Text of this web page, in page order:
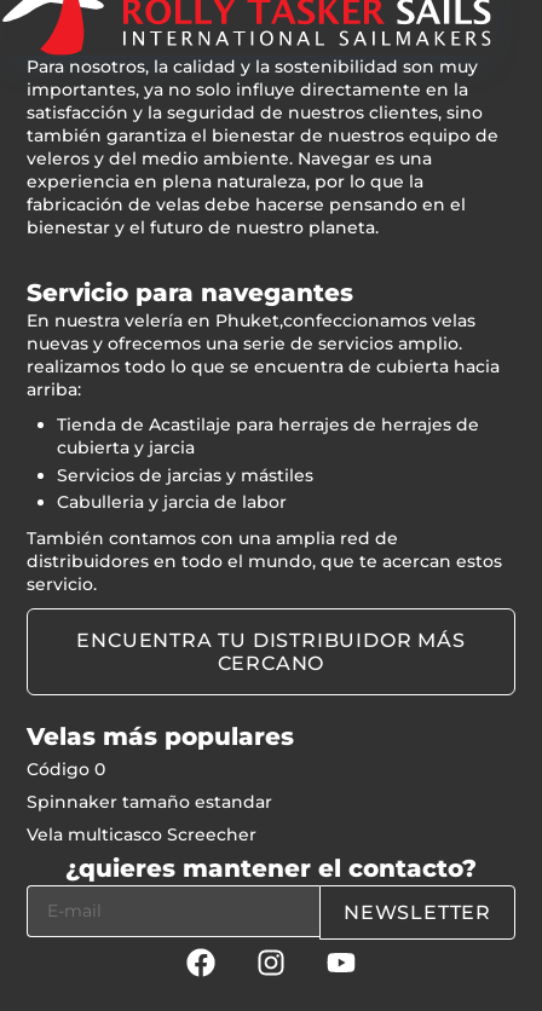
Para nosotros, la calidad y la sostenibilidad son muy
importantes, ya no solo influye directamente en la
satisfacción y la seguridad de nuestros clientes, sino
también garantiza el bienestar de nuestros equipo de
veleros y del medio ambiente. Navegar es una
experiencia en plena naturaleza, por lo que la
fabricación de velas debe hacerse pensando en el
bienestar y el futuro de nuestro planeta.
Servicio para navegantes
En nuestra velería en Phuket,confeccionamos velas
nuevas y ofrecemos una serie de servicios amplio.
realizamos todo lo que se encuentra de cubierta hacia
arriba:
Tienda de Acastilaje para herrajes de herrajes de
cubierta y jarcia
Servicios de jarcias y mástiles
Cabulleria y jarcia de labor
También contamos con una amplia red de
distribuidores en todo el mundo, que te acercan estos
servicio.
ENCUENTRA TU DISTRIBUIDOR MÁS
CERCANO
Velas más populares
Código 0
Spinnaker tamaño estandar
Vela multicasco Screecher
¿quieres mantener el contacto?
NEWSLETTER